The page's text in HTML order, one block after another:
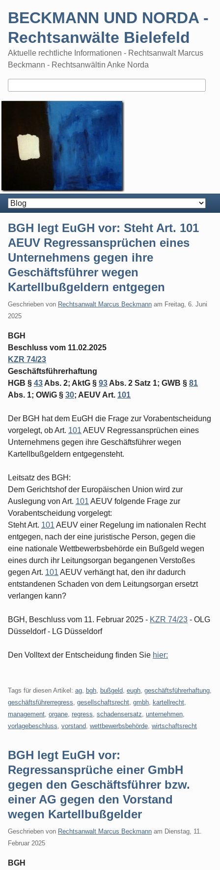
BECKMANN UND NORDA -
Rechtsanwälte Bielefeld
Aktuelle rechtliche Informationen - Rechtsanwalt Marcus
Beckmann - Rechtsanwältin Anke Norda
BGH legt EuGH vor: Steht Art. 101
AEUV Regressansprüchen eines
Unternehmens gegen ihre
Geschäftsführer wegen
Kartellbußgeldern entgegen
Geschrieben von Rechtsanwalt Marcus Beckmann am Freitag, 6. Juni
2025
BGH
Beschluss vom 11.02.2025
KZR 74/23
Geschäftsführerhaftung
HGB § 43 Abs. 2; AktG § 93 Abs. 2 Satz 1; GWB § 81
Abs. 1; OWiG § 30; AEUV Art. 101
Der BGH hat dem EuGH die Frage zur Vorabentscheidung
vorgelegt, ob Art. 101 AEUV Regressansprüchen eines
Unternehmens gegen ihre Geschäftsführer wegen
Kartellbußgeldern entgegensteht.
Leitsatz des BGH:
Dem Gerichtshof der Europäischen Union wird zur
Auslegung von Art. 101 AEUV folgende Frage zur
Vorabentscheidung vorgelegt:
Steht Art. 101 AEUV einer Regelung im nationalen Recht
entgegen, nach der eine juristische Person, gegen die
eine nationale Wettbewerbsbehörde ein Bußgeld wegen
eines durch ihr Leitungsorgan begangenen Verstoßes
gegen Art. 101 AEUV verhängt hat, den ihr dadurch
entstandenen Schaden von dem Leitungsorgan ersetzt
verlangen kann?
BGH, Beschluss vom 11. Februar 2025 - KZR 74/23 - OLG
Düsseldorf - LG Düsseldorf
Den Volltext der Entscheidung finden Sie hier:
Tags für diesen Artikel: ag bgh bußgeld eugh geschäftsführerhaftung
geschäftsführerregress gesellschaftsrecht gmbh kartellrecht
management organe regress schadensersatz unternehmen
vorlagebeschluss vorstand wettbewerbsbehörde wirtschaftsrecht
BGH legt EuGH vor:
Regressansprüche einer GmbH
gegen den Geschäftsführer bzw.
einer AG gegen den Vorstand
wegen Kartellbußgelder
Geschrieben von Rechtsanwalt Marcus Beckmann am Dienstag, 11.
Februar 2025
BGH